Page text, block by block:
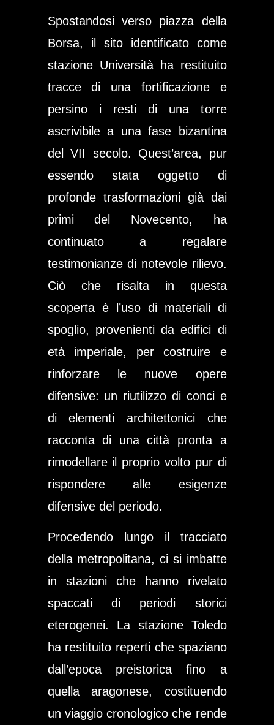
Spostandosi verso piazza della
Borsa, il sito identificato come
stazione Università ha restituito
tracce di una fortificazione e
persino i resti di una torre
ascrivibile a una fase bizantina
del VII secolo. Quest’area, pur
essendo stata oggetto di
profonde trasformazioni già dai
primi del Novecento, ha
continuato a regalare
testimonianze di notevole rilievo.
Ciò che risalta in questa
scoperta è l’uso di materiali di
spoglio, provenienti da edifici di
età imperiale, per costruire e
rinforzare le nuove opere
difensive: un riutilizzo di conci e
di elementi architettonici che
racconta di una città pronta a
rimodellare il proprio volto pur di
rispondere alle esigenze
difensive del periodo.
Procedendo lungo il tracciato
della metropolitana, ci si imbatte
in stazioni che hanno rivelato
spaccati di periodi storici
eterogenei. La stazione Toledo
ha restituito reperti che spaziano
dall’epoca preistorica fino a
quella aragonese, costituendo
un viaggio cronologico che rende